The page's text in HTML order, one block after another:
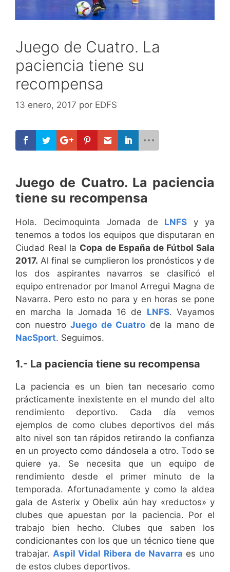
Juego de Cuatro. La
paciencia tiene su
recompensa
13 enero, 2017 por EDFS
Juego de Cuatro. La paciencia
tiene su recompensa
Hola. Decimoquinta Jornada de LNFS y ya
tenemos a todos los equipos que disputaran en
Ciudad Real la Copa de España de Fútbol Sala
2017. Al final se cumplieron los pronósticos y de
los dos aspirantes navarros se clasificó el
equipo entrenador por Imanol Arregui Magna de
Navarra. Pero esto no para y en horas se pone
en marcha la Jornada 16 de LNFS. Vayamos
con nuestro Juego de Cuatro de la mano de
NacSport. Seguimos.
1.- La paciencia tiene su recompensa
La paciencia es un bien tan necesario como
prácticamente inexistente en el mundo del alto
rendimiento deportivo. Cada día vemos
ejemplos de como clubes deportivos del más
alto nivel son tan rápidos retirando la confianza
en un proyecto como dándosela a otro. Todo se
quiere ya. Se necesita que un equipo de
rendimiento desde el primer minuto de la
temporada. Afortunadamente y como la aldea
gala de Asterix y Obelix aún hay «reductos» y
clubes que apuestan por la paciencia. Por el
trabajo bien hecho. Clubes que saben los
condicionantes con los que un técnico tiene que
trabajar. Aspil Vidal Ribera de Navarra es uno
de estos clubes deportivos.